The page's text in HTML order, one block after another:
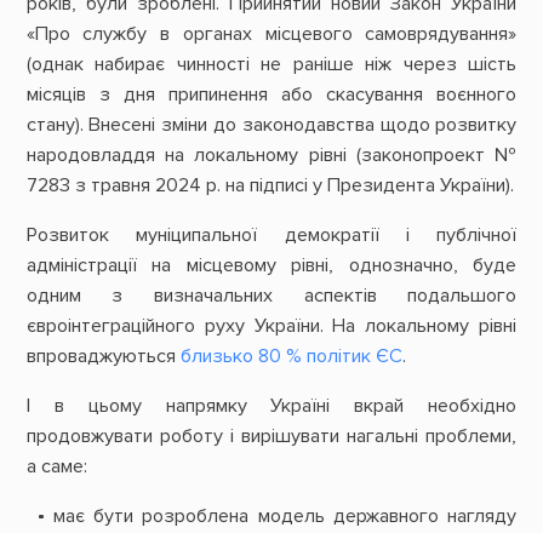
«Про службу в органах місцевого самоврядування»
(однак набирає чинності не раніше ніж через шість
місяців з дня припинення або скасування воєнного
стану). Внесені зміни до законодавства щодо розвитку
народовладдя на локальному рівні (законопроект №
7283 з травня 2024 р. на підписі у Президента України).
Розвиток муніципальної демократії і публічної
адміністрації на місцевому рівні, однозначно, буде
одним з визначальних аспектів подальшого
євроінтеграційного руху України. На локальному рівні
впроваджуються близько 80 % політик ЄС.
І в цьому напрямку Україні вкрай необхідно
продовжувати роботу і вирішувати нагальні проблеми,
а саме:
має бути розроблена модель державного нагляду